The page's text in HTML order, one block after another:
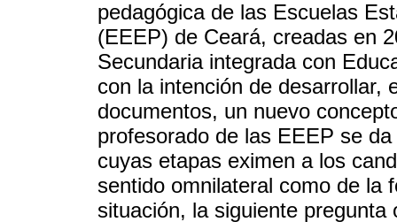
pedagógica de las Escuelas
(EEEP) de Ceará, creadas en
Secundaria integrada con
con la intención de desarrollar,
documentos, un nuevo
profesorado de las EEEP se
cuyas etapas eximen a los
sentido omnilateral como de la
situación, la siguiente